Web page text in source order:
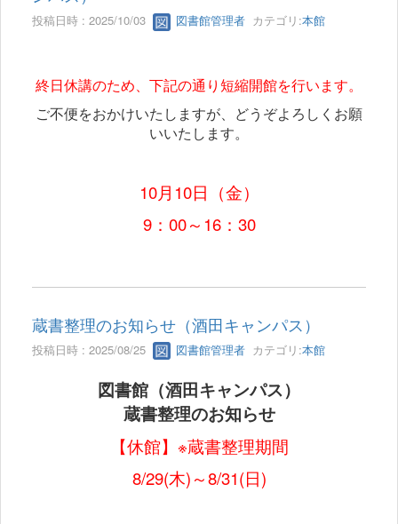
投稿日時 : 2025/10/03 図書館管理者 カテゴリ:本館
終日休講のため、下記の通り短縮開館を行います。
ご不便をおかけいたしますが、どうぞよろしくお願
いいたします。
10月10日（金）
9：00～16：30
蔵書整理のお知らせ（酒田キャンパス）
投稿日時 : 2025/08/25 図書館管理者 カテゴリ:本館
図書館（酒田キャンパス）
蔵書整理のお知らせ
【休館】※蔵書整理期間
8/29(木)～8/31(日)